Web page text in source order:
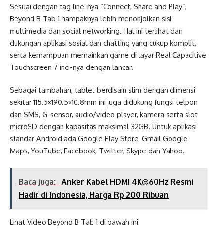
Sesuai dengan tag line-nya “Connect, Share and Play”,
Beyond B Tab 1 nampaknya lebih menonjolkan sisi
multimedia dan social networking. Hal ini terlihat dari
dukungan aplikasi sosial dan chatting yang cukup komplit,
serta kemampuan memainkan game di layar Real Capacitive
Touchscreen 7 inci-nya dengan lancar.
Sebagai tambahan, tablet berdisain slim dengan dimensi
sekitar 115.5×190.5×10.8mm ini juga didukung fungsi telpon
dan SMS, G-sensor, audio/video player, kamera serta slot
microSD dengan kapasitas maksimal 32GB. Untuk aplikasi
standar Android ada Google Play Store, Gmail Google
Maps, YouTube, Facebook, Twitter, Skype dan Yahoo.
Baca juga:
Anker Kabel HDMI 4K@60Hz Resmi
Hadir di Indonesia, Harga Rp 200 Ribuan
Lihat Video Beyond B Tab 1 di bawah ini.